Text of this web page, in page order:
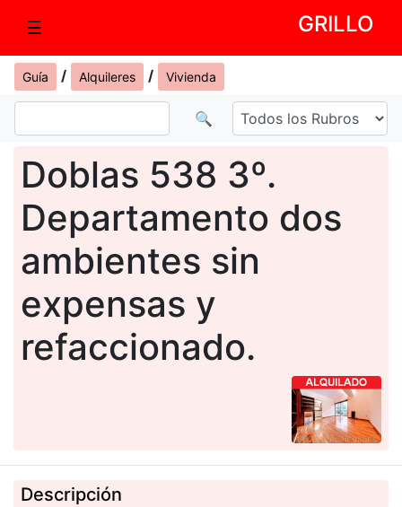
☰ GRILLO
Guía / Alquileres / Vivienda
🔍
Doblas 538 3º.
Departamento dos
ambientes sin
expensas y
refaccionado.
Descripción